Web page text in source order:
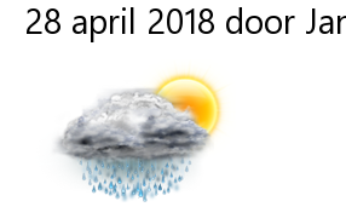
28 april 2018 door